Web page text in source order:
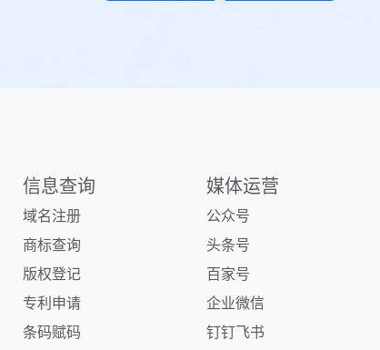
信息查询
域名注册
商标查询
版权登记
专利申请
条码赋码
媒体运营
公众号
头条号
百家号
企业微信
钉钉飞书